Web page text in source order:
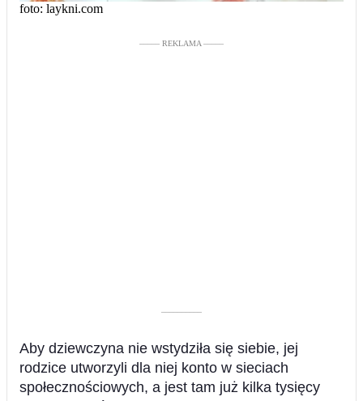
foto: laykni.com
––––– REKLAMA –––––
––––––––––
Aby dziewczyna nie wstydziła się siebie, jej
rodzice utworzyli dla niej konto w sieciach
społecznościowych, a jest tam już kilka tysięcy